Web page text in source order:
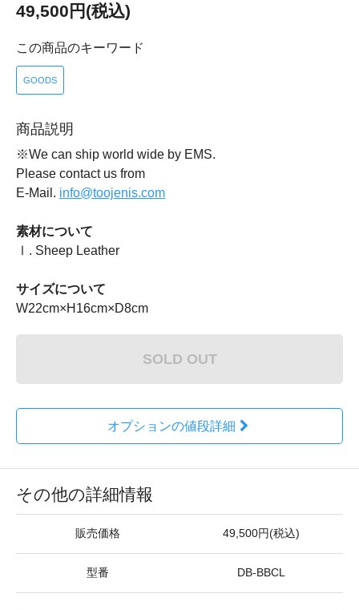
49,500円(税込)
この商品のキーワード
GOODS
商品説明
※We can ship world wide by EMS.
Please contact us from
E-Mail. info@toojenis.com
素材について
Ⅰ. Sheep Leather
サイズについて
W22cm×H16cm×D8cm
SOLD OUT
オプションの値段詳細
その他の詳細情報
販売価格 49,500円(税込)
型番 DB-BBCL